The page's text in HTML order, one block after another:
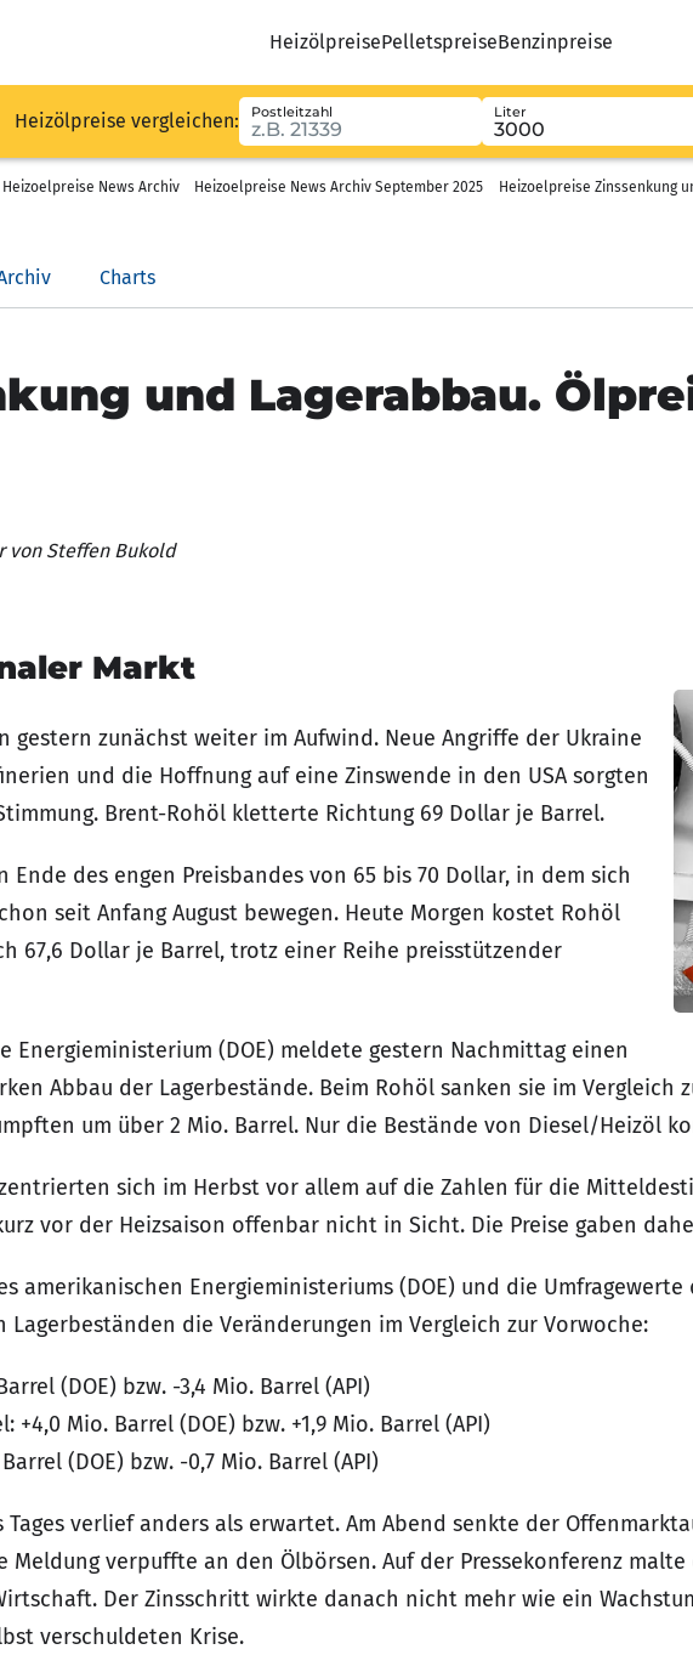
HeizölpreisePelletspreiseBenzinpreise
Heizölpreise vergleichen: Postleitzahl Liter
Heizoelpreise News Archiv Heizoelpreise News Archiv September 2025 Heizoelpreise Zinssenkung
Charts
und Lagerabbau.
von Steffen Bukold
Markt
gestern zunächst weiter im Aufwind. Neue Angriffe der Ukraine
und die Hoffnung auf eine Zinswende in den USA sorgten
Brent-Rohöl kletterte Richtung 69 Dollar je Barrel.
Ende des engen Preisbandes von 65 bis 70 Dollar, in dem sich
seit Anfang August bewegen. Heute Morgen kostet Rohöl
67,6 Dollar je Barrel, trotz einer Reihe preisstützender
Energieministerium (DOE) meldete gestern Nachmittag einen
Abbau der Lagerbestände. Beim Rohöl sanken sie im Vergleich
um über 2 Mio. Barrel. Nur die Bestände von Diesel/Heizöl
sich im Herbst vor allem auf die Zahlen für die
vor der Heizsaison offenbar nicht in Sicht. Die Preise gaben
amerikanischen Energieministeriums (DOE) und die
Lagerbeständen die Veränderungen im Vergleich zur Vorwoche:
(DOE) bzw. -3,4 Mio. Barrel (API)
+4,0 Mio. Barrel (DOE) bzw. +1,9 Mio. Barrel (API)
(DOE) bzw. -0,7 Mio. Barrel (API)
Tages verlief anders als erwartet. Am Abend senkte der
Meldung verpuffte an den Ölbörsen. Auf der Pressekonferenz
Der Zinsschritt wirkte danach nicht mehr wie ein
verschuldeten Krise.